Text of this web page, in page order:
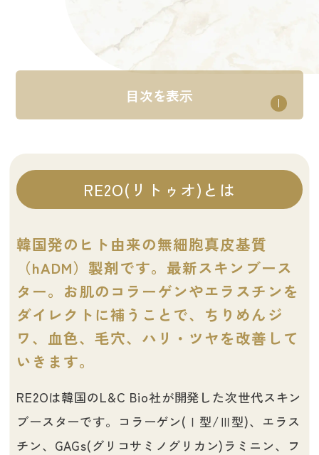
⽬次を表⽰
RE2O(リトゥオ)とは
韓国発のヒト由来の無細胞真皮基質
（hADM）製剤です。最新スキンブース
ター。お肌のコラーゲンやエラスチンを
ダイレクトに補うことで、ちりめんジ
ワ、血色、毛穴、ハリ・ツヤを改善して
いきます。
RE2Oは韓国のL&C Bio社が開発した次世代スキン
ブースターです。コラーゲン(Ⅰ型/Ⅲ型)、エラス
チン、GAGs(グリコサミノグリカン)ラミニン、フ